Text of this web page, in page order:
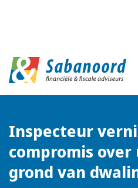
Inspecteur
compromis
grond van